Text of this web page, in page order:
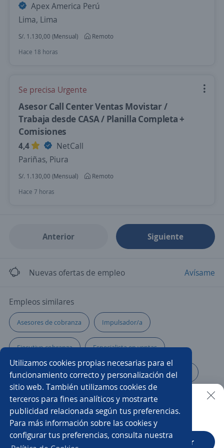
Apex America Perú
Lima, Lima
S/. 1.130,00 (Mensual)
Remoto
Hace 18 horas
Se precisa Urgente
Asesor Call Center Ventas Movistar /
Trabaja desde CASA / Planilla Completa +
Comisiones
4,4
NetCall
Pariñas, Piura
S/. 1.130,00 (Mensual)
Remoto
Hace 7 horas
Anterior Siguiente
Nuevas ofertas de empleo Avísame
Empleos similares
Asesores de cobranza Impulsador/a
Ejecutivo cobranza Especialista en ventas
Programador/a web Asesor/a de banca por teléfono
CallCenter Supervisor/a de operaciones
Ejecutivo/a de ventas Agente ventas telemarketing
Buscar es más fácil en la app
CT App Abrir
Utilizamos cookies propias necesarias para el
funcionamiento correcto y personalización del
sitio web. También utilizamos cookies de
terceros para fines analíticos y mostrarte
publicidad relacionada según tus preferencias.
Para más información sobre las cookies y
configurar tus preferencias, consulta nuestra